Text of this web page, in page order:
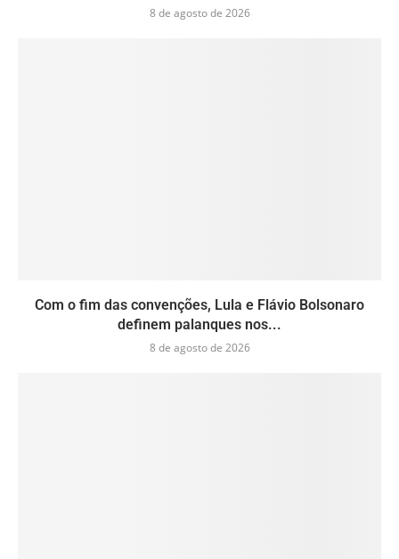
8 de agosto de 2026
Com o fim das convenções, Lula e Flávio Bolsonaro
definem palanques nos...
8 de agosto de 2026